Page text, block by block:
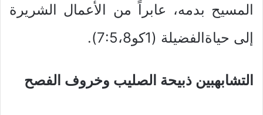
المسيح بدمه، عابراً من الأعمال الشريرة
إلى حياةالفضيلة (1كو7:5،8).
التشابهبين ذبيحة الصليب وخروف الفصح